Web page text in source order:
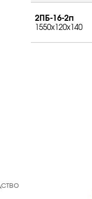
2ПБ-16-2п
1550x120x140